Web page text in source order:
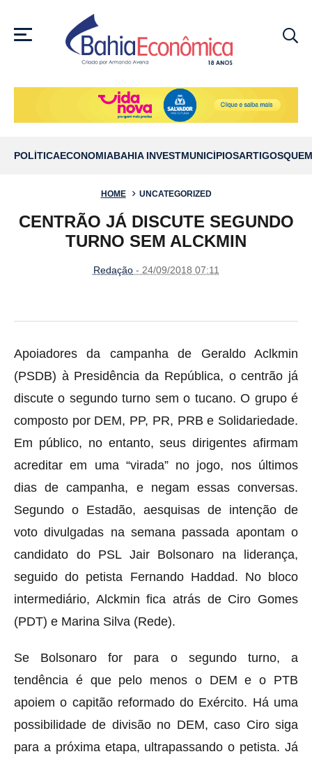
MENU
POLÍTICAECONOMIABAHIA INVESTMUNICÍPIOSARTIGOS
HOME UNCATEGORIZED
CENTRÃO JÁ DISCUTE SEGUNDO
TURNO SEM ALCKMIN
Redação- 24/09/2018 07:11
Apoiadores da campanha de Geraldo Aclkmin
(PSDB) à Presidência da República, o centrão já
discute o segundo turno sem o tucano. O grupo é
composto por DEM, PP, PR, PRB e Solidariedade.
Em público, no entanto, seus dirigentes afirmam
acreditar em uma “virada” no jogo, nos últimos
dias de campanha, e negam essas conversas.
Segundo o Estadão, aesquisas de intenção de
voto divulgadas na semana passada apontam o
candidato do PSL Jair Bolsonaro na liderança,
seguido do petista Fernando Haddad. No bloco
intermediário, Alckmin fica atrás de Ciro Gomes
(PDT) e Marina Silva (Rede).
Se Bolsonaro for para o segundo turno, a
tendência é que pelo menos o DEM e o PTB
apoiem o capitão reformado do Exército. Há uma
possibilidade de divisão no DEM, caso Ciro siga
para a próxima etapa, ultrapassando o petista. Já